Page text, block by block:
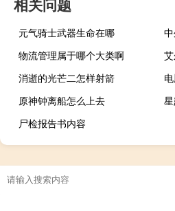
相关问题
元气骑士武器生命在哪
物流管理属于哪个大类啊
消逝的光芒二怎样射箭
原神钟离船怎么上去
尸检报告书内容